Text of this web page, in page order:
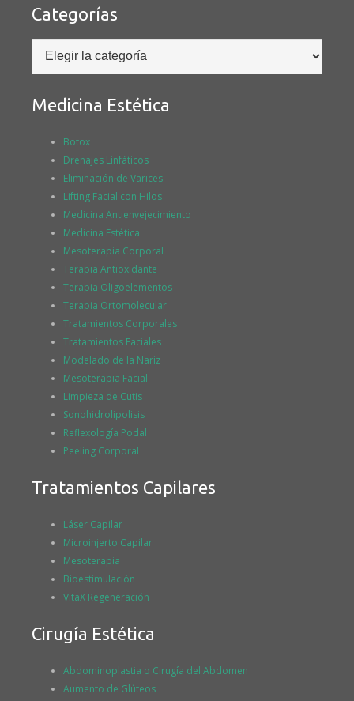
Categorías
Categorías
Medicina Estética
Botox
Drenajes Linfáticos
Eliminación de Varices
Lifting Facial con Hilos
Medicina Antienvejecimiento
Medicina Estética
Mesoterapia Corporal
Terapia Antioxidante
Terapia Oligoelementos
Terapia Ortomolecular
Tratamientos Corporales
Tratamientos Faciales
Modelado de la Nariz
Mesoterapia Facial
Limpieza de Cutis
Sonohidrolipolisis
Reflexología Podal
Peeling Corporal
Tratamientos Capilares
Láser Capilar
Microinjerto Capilar
Mesoterapia
Bioestimulación
VitaX Regeneración
Cirugía Estética
Abdominoplastia o Cirugía del Abdomen
Aumento de Glúteos